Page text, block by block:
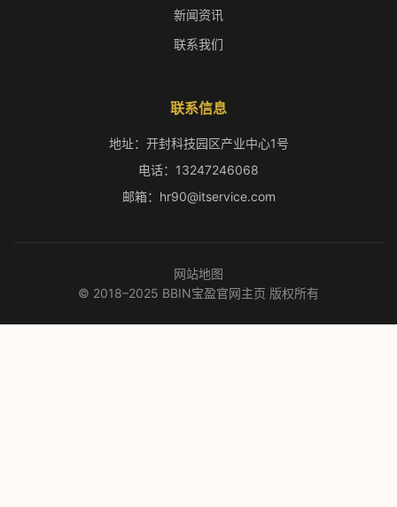
新闻资讯
联系我们
联系信息
地址：开封科技园区产业中心1号
电话：13247246068
邮箱：hr90@itservice.com
网站地图
© 2018–2025 BBIN宝盈官网主页 版权所有